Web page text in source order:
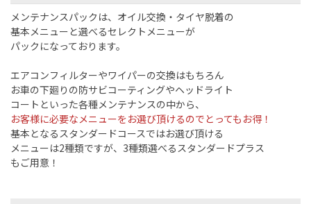
メンテナンスパックは、オイル交換・タイヤ脱着の
基本メニューと選べるセレクトメニューが
パックになっております。
エアコンフィルターやワイパーの交換はもちろん
お車の下廻りの防サビコーティングやヘッドライト
コートといった各種メンテナンスの中から、
お客様に必要なメニューをお選び頂けるのでとってもお得！
基本となるスタンダードコースではお選び頂ける
メニューは2種類ですが、3種類選べるスタンダードプラス
もご用意！